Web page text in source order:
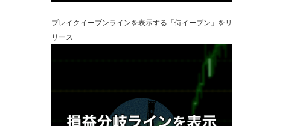
ブレイクイーブンラインを表示する「侍イーブン」をリ
リース